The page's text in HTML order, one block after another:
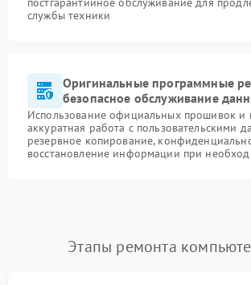
службы техники
Оригинальные программные
безопасное обслуживание
Использование официальных прошивок и
аккуратная работа с пользовательскими
резервное копирование,
восстановление информации при
Этапы ремонта